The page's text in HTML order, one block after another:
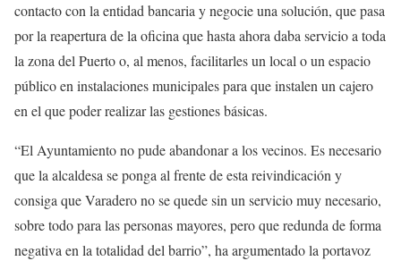
contacto con la entidad bancaria y negocie una solución, que pasa
por la reapertura de la oficina que hasta ahora daba servicio a toda
la zona del Puerto o, al menos, facilitarles un local o un espacio
público en instalaciones municipales para que instalen un cajero
en el que poder realizar las gestiones básicas.
“El Ayuntamiento no pude abandonar a los vecinos. Es necesario
que la alcaldesa se ponga al frente de esta reivindicación y
consiga que Varadero no se quede sin un servicio muy necesario,
sobre todo para las personas mayores, pero que redunda de forma
negativa en la totalidad del barrio”, ha argumentado la portavoz